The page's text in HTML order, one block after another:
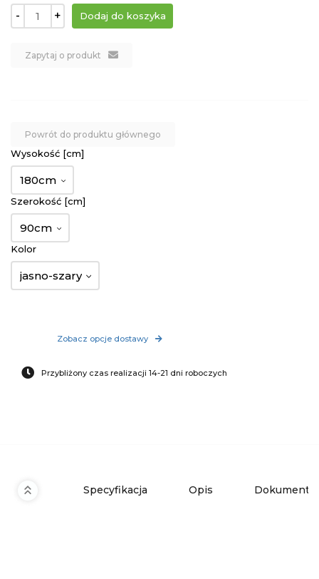
- +
Zapytaj o produkt
Powrót do produktu głównego
Wysokość [cm]
180cm
Szerokość [cm]
90cm
Kolor
jasno-szary
Zobacz opcje dostawy
Przybliżony czas realizacji 14-21 dni roboczych
Specyfikacja Opis Dokumenty